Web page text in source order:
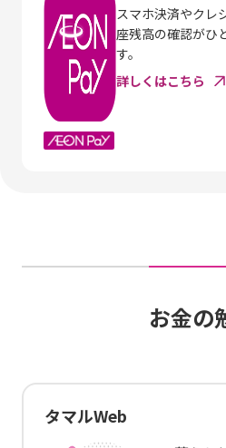
スマホ決済やクレ
座残高の確認がひ
す。
詳しくはこちら
お金の
タマルWeb